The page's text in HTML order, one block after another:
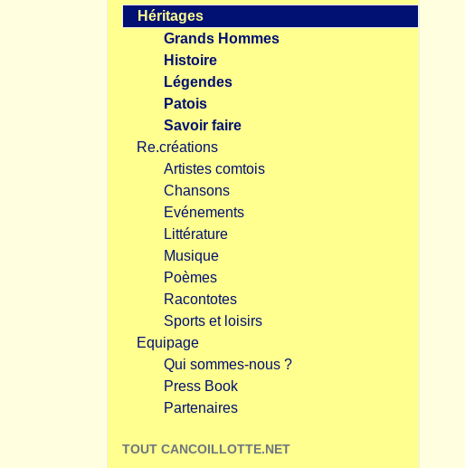
Héritages
Grands Hommes
Histoire
Légendes
Patois
Savoir faire
Re.créations
Artistes comtois
Chansons
Evénements
Littérature
Musique
Poèmes
Racontotes
Sports et loisirs
Equipage
Qui sommes-nous ?
Press Book
Partenaires
TOUT CANCOILLOTTE.NET